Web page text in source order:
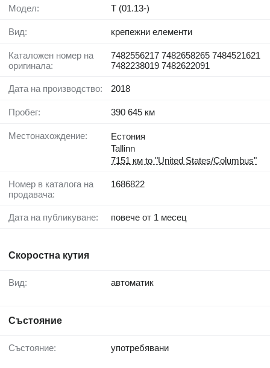
Модел: T (01.13-)
Вид: крепежни елементи
Каталожен номер на
оригинала:
7482556217 7482658265 7484521621
7482238019 7482622091
Дата на производство: 2018
Пробег: 390 645 км
Местонахождение:
Естония
Tallinn
7151 км to "United States/Columbus"
Номер в каталога на
продавача:
1686822
Дата на публикуване: повече от 1 месец
Скоростна кутия
Вид: автоматик
Състояние
Състояние: употребявани